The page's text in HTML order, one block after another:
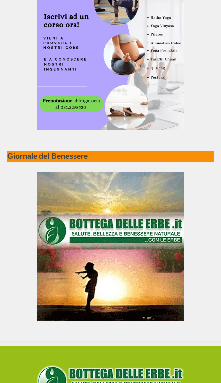
Giornale del Benessere
– – – – – – – – – – – – – – – – – – –